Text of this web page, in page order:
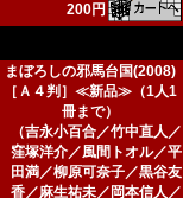
200円
まぼろしの邪馬台国(2008)
［Ａ４判］≪新品≫（1人1
冊まで）
（吉永小百合／竹中直人／
窪塚洋介／風間トオル／平
田満／柳原可奈子／黒谷友
香／麻生祐未／岡本信人／